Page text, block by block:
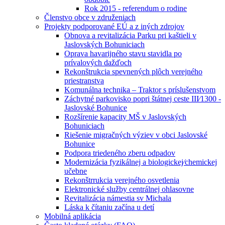
Rok 2015 - referendum o rodine
Členstvo obce v združeniach
Projekty podporované EÚ a z iných zdrojov
Obnova a revitalizácia Parku pri kaštieli v
Jaslovských Bohuniciach
Oprava havarijného stavu stavidla po
prívalových dažďoch
Rekonštrukcia spevnených plôch verejného
priestranstva
Komunálna technika – Traktor s príslušenstvom
Záchytné parkovisko popri štátnej ceste III⁄1300 -
Jaslovské Bohunice
Rozšírenie kapacity MŠ v Jaslovských
Bohuniciach
Riešenie migračných výziev v obci Jaslovské
Bohunice
Podpora triedeného zberu odpadov
Modernizácia fyzikálnej a biologickej⁄chemickej
učebne
Rekonštrrukcia verejného osvetlenia
Elektronické služby centrálnej ohlasovne
Revitalizácia námestia sv Michala
Láska k čítaniu začína u detí
Mobilná aplikácia